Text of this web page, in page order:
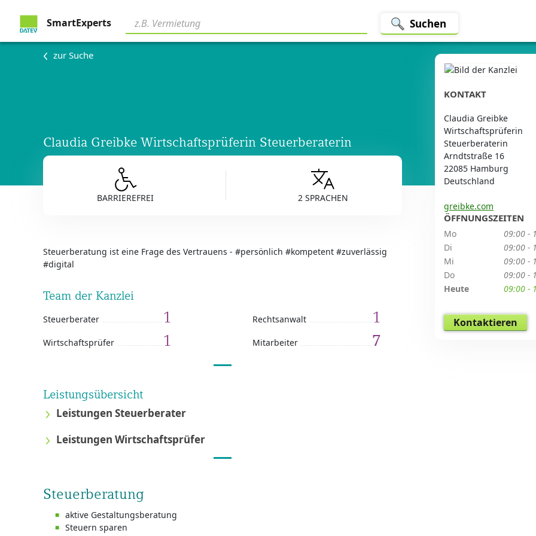
SmartExperts Suchen
zur Suche
Claudia Greibke Wirtschaftsprüferin Steuerberaterin
BARRIEREFREI 2 SPRACHEN
Steuerberatung ist eine Frage des Vertrauens - #persönlich #kompetent #zuverlässig
#digital
Team der Kanzlei
Steuerberater 1 Rechtsanwalt 1
Wirtschaftsprüfer 1 Mitarbeiter 7
Leistungsübersicht
Leistungen Steuerberater
Leistungen Wirtschaftsprüfer
Steuerberatung
aktive Gestaltungsberatung
Steuern sparen
KONTAKT
Claudia Greibke
Wirtschaftsprüferin
Steuerberaterin
Arndtstraße 16
22085 Hamburg
Deutschland
greibke.com
ÖFFNUNGSZEITEN
Mo
09:00 -
Di
09:00 -
Mi
09:00 -
Do
09:00 -
Heute
09:00 -
Kontaktieren